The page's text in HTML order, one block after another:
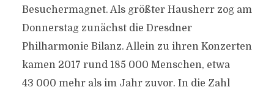
Besuchermagnet. Als größter Hausherr zog am
Donnerstag zunächst die Dresdner
Philharmonie Bilanz. Allein zu ihren Konzerten
kamen 2017 rund 185 000 Menschen, etwa
43 000 mehr als im Jahr zuvor. In die Zahl